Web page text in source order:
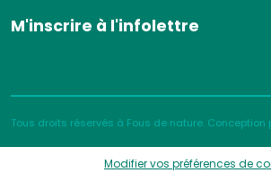
M'inscrire à l'infolettre
Tous droits réservés à Fous de nature. Conception
Modifier vos préférences de